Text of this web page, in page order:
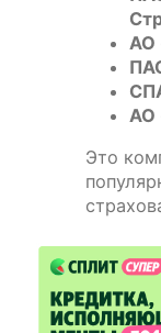
АО
АО
Это